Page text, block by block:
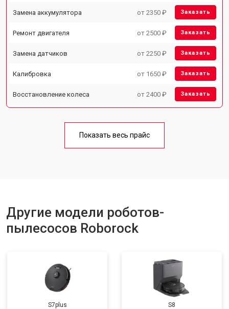
Замена аккумулятора от 2350 ₽ Заказать
Ремонт двигателя от 2500 ₽ Заказать
Замена датчиков от 2250 ₽ Заказать
Калибровка от 1650 ₽ Заказать
Восстановление колеса от 2400 ₽ Заказать
Показать весь прайс
Другие модели роботов-
пылесосов Roborock
S7plus S8